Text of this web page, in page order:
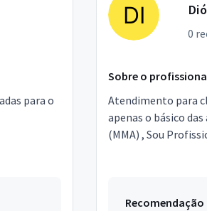
para o
0
Sobre o
Atendimento para
apenas o básico
(MMA) , Sou